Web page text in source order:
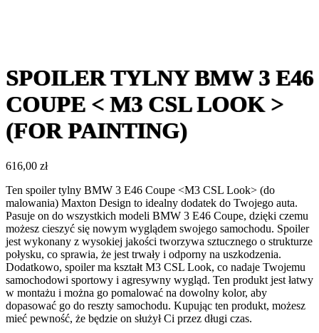
SPOILER TYLNY BMW 3 E46
COUPE < M3 CSL LOOK >
(FOR PAINTING)
616,00 zł
Ten spoiler tylny BMW 3 E46 Coupe <M3 CSL Look> (do
malowania) Maxton Design to idealny dodatek do Twojego auta.
Pasuje on do wszystkich modeli BMW 3 E46 Coupe, dzięki czemu
możesz cieszyć się nowym wyglądem swojego samochodu. Spoiler
jest wykonany z wysokiej jakości tworzywa sztucznego o strukturze
połysku, co sprawia, że jest trwały i odporny na uszkodzenia.
Dodatkowo, spoiler ma kształt M3 CSL Look, co nadaje Twojemu
samochodowi sportowy i agresywny wygląd. Ten produkt jest łatwy
w montażu i można go pomalować na dowolny kolor, aby
dopasować go do reszty samochodu. Kupując ten produkt, możesz
mieć pewność, że będzie on służył Ci przez długi czas.